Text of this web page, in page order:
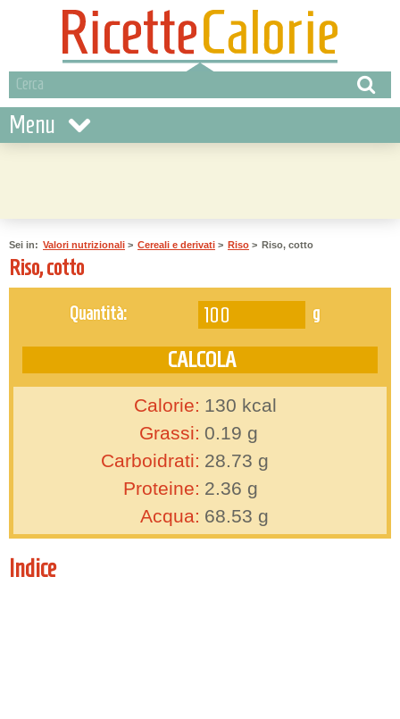
Menu
Sei in: Valori nutrizionali > Cereali e derivati > Riso > Riso, cotto
Riso, cotto
Quantità: g
Calorie: 130 kcal
Grassi: 0.19 g
Carboidrati: 28.73 g
Proteine: 2.36 g
Acqua: 68.53 g
Indice